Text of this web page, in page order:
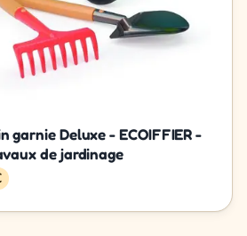
garnie Deluxe - ECOIFFIER -
de jardinage